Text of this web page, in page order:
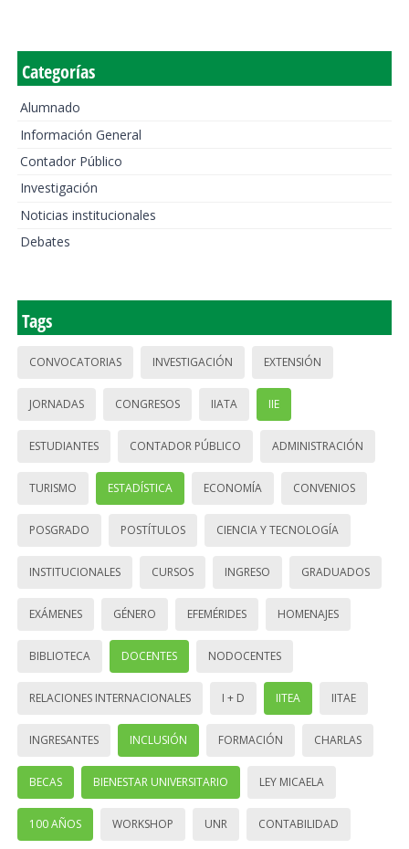
Categorías
Alumnado
Información General
Contador Público
Investigación
Noticias institucionales
Debates
Tags
CONVOCATORIAS INVESTIGACIÓN EXTENSIÓN
JORNADAS CONGRESOS IIATA IIE
ESTUDIANTES CONTADOR PÚBLICO ADMINISTRACIÓN
TURISMO ESTADÍSTICA ECONOMÍA CONVENIOS
POSGRADO POSTÍTULOS CIENCIA Y TECNOLOGÍA
INSTITUCIONALES CURSOS INGRESO GRADUADOS
EXÁMENES GÉNERO EFEMÉRIDES HOMENAJES
BIBLIOTECA DOCENTES NODOCENTES
RELACIONES INTERNACIONALES I + D IITEA IITAE
INGRESANTES INCLUSIÓN FORMACIÓN CHARLAS
BECAS BIENESTAR UNIVERSITARIO LEY MICAELA
100 AÑOS WORKSHOP UNR CONTABILIDAD